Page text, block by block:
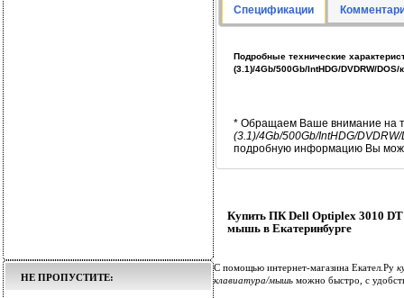
НЕ ПРОПУСТИТЕ:
Спецификации
Подробные технические
(3.1)/4Gb/500Gb/IntHDG/DVDRW/
* Обращаем Ваше внимание на
(3.1)/4Gb/500Gb/IntHDG/
подробную информацию Вы
Купить ПК Dell Optiplex 3010
мышь в Екатеринбурге
С помощью интернет-магазина Екател.Ру
клавиатура/мышь можно быстро, с